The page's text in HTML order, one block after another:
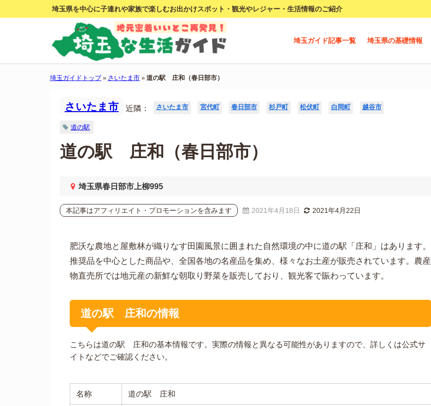
埼玉県を中心に子連れや家族で楽しむお出かけスポット・観光やレジャー・生活情報のご紹介
埼玉ガイド記事一覧 埼玉県の基礎情報
埼玉ガイドトップ» さいたま市» 道の駅 庄和（春日部市）
さいたま市 近隣： さいたま市 宮代町 春日部市 杉戸町 松伏町 白岡町 越谷市
道の駅
道の駅 庄和（春日部市）
埼玉県春日部市上柳995
本記事はアフィリエイト・プロモーションを含みます 2021年4月18日 2021年4月22日
肥沃な農地と屋敷林が織りなす田園風景に囲まれた自然環境の中に道の駅「庄和」はあります。
推奨品を中心とした商品や、全国各地の名産品を集め、様々なお土産が販売されています。農産
物直売所では地元産の新鮮な朝取り野菜を販売しており、観光客で賑わっています。
道の駅 庄和の情報
こちらは道の駅 庄和の基本情報です。実際の情報と異なる可能性がありますので、詳しくは公式サ
イトなどでご確認ください。
名称 道の駅 庄和